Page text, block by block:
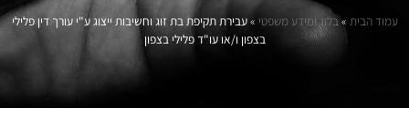
עמוד הבית »בלוג ומידע משפטי »עבירת תקיפת בת זוג וחשיבות ייצוג ע"י עורך דין פלילי
בצפון ו/או עו"ד פלילי בצפון